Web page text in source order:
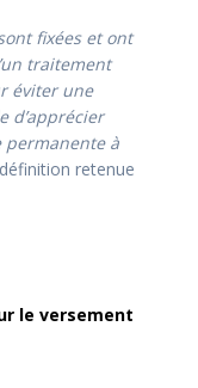
fixées et ont
traitement
éviter une
d’apprécier
permanente à
retenue
le versement